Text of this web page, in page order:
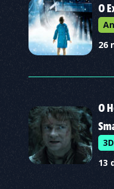
O
26
O
3D
13